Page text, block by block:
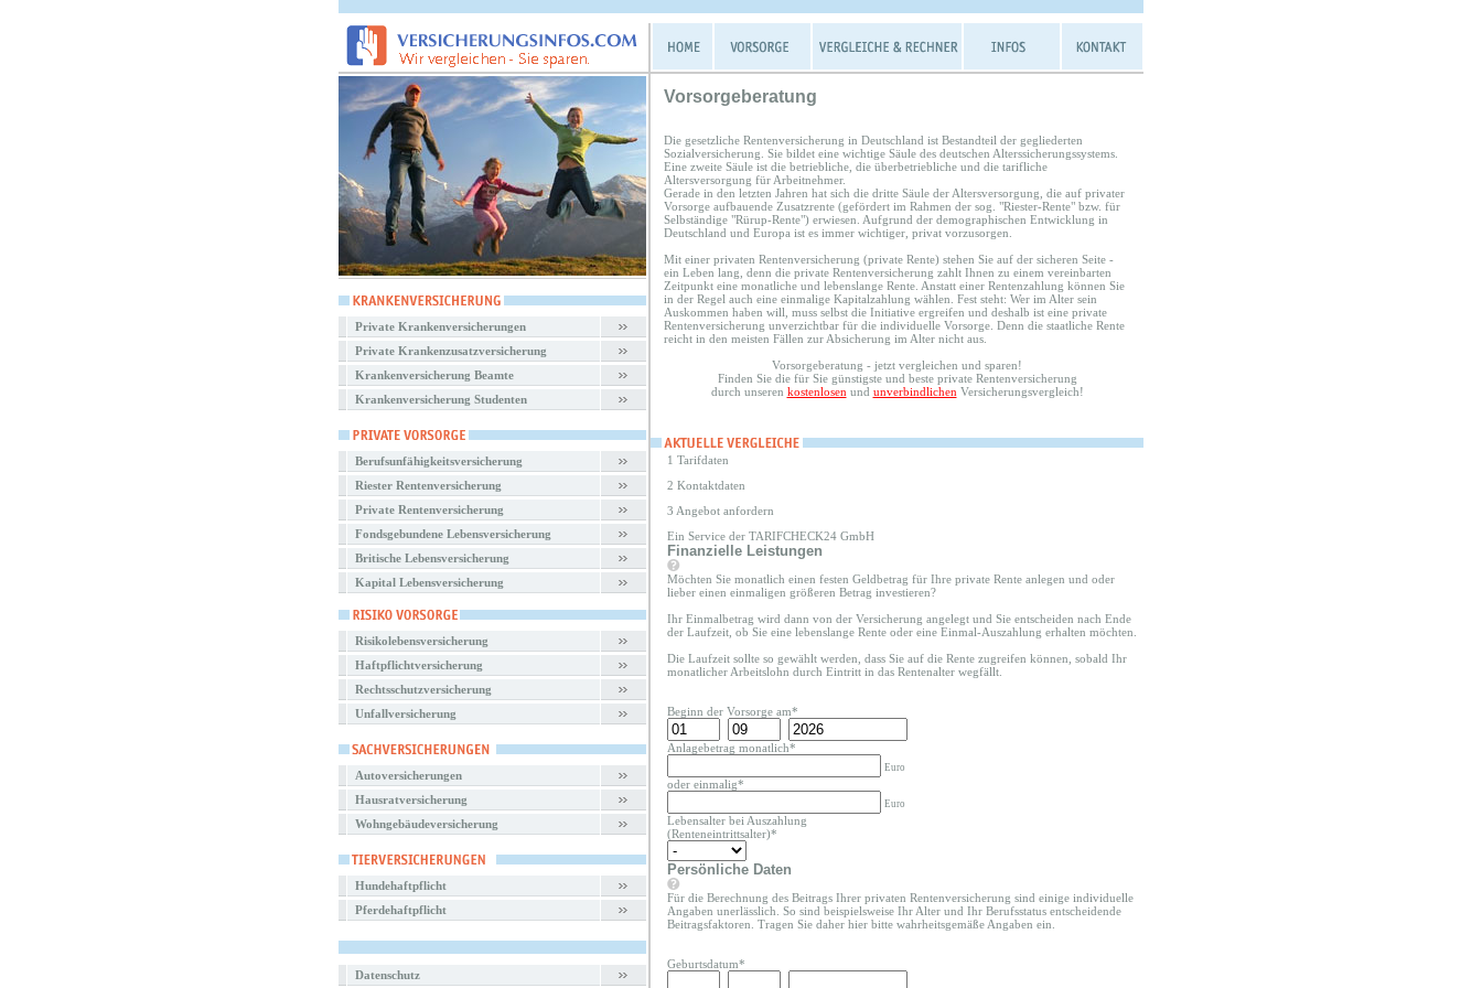
Private Krankenversicherungen
Private Krankenzusatzversicherung
Krankenversicherung Beamte
Krankenversicherung Studenten
Berufsunfähigkeitsversicherung
Riester Rentenversicherung
Private Rentenversicherung
Fondsgebundene Lebensversicherung
Britische Lebensversicherung
Kapital Lebensversicherung
Risikolebensversicherung
Haftpflichtversicherung
Rechtsschutzversicherung
Unfallversicherung
Autoversicherungen
Hausratversicherung
Wohngebäudeversicherung
Hundehaftpflicht
Pferdehaftpflicht
Datenschutz
Vorsorgeberatung
Die gesetzliche Rentenversicherung in Deutschland ist Bestandteil der gegliederten
Sozialversicherung. Sie bildet eine wichtige Säule des deutschen Alterssicherungssystems.
Eine zweite Säule ist die betriebliche, die überbetriebliche und die tarifliche
Altersversorgung für Arbeitnehmer.
Gerade in den letzten Jahren hat sich die dritte Säule der Altersversorgung, die auf privater
Vorsorge aufbauende Zusatzrente (gefördert im Rahmen der sog. "Riester-Rente" bzw. für
Selbständige "Rürup-Rente") erwiesen. Aufgrund der demographischen Entwicklung in
Deutschland und Europa ist es immer wichtiger, privat vorzusorgen.
Mit einer privaten Rentenversicherung (private Rente) stehen Sie auf der sicheren Seite -
ein Leben lang, denn die private Rentenversicherung zahlt Ihnen zu einem vereinbarten
Zeitpunkt eine monatliche und lebenslange Rente. Anstatt einer Rentenzahlung können Sie
in der Regel auch eine einmalige Kapitalzahlung wählen. Fest steht: Wer im Alter sein
Auskommen haben will, muss selbst die Initiative ergreifen und deshalb ist eine private
Rentenversicherung unverzichtbar für die individuelle Vorsorge. Denn die staatliche Rente
reicht in den meisten Fällen zur Absicherung im Alter nicht aus.
Vorsorgeberatung - jetzt vergleichen und sparen!
Finden Sie die für Sie günstigste und beste private Rentenversicherung
durch unseren kostenlosen und unverbindlichen Versicherungsvergleich!
1 Tarifdaten
2 Kontaktdaten
3 Angebot anfordern
Ein Service der TARIFCHECK24 GmbH
Finanzielle Leistungen
Möchten Sie monatlich einen festen Geldbetrag für Ihre private Rente anlegen und oder
lieber einen einmaligen größeren Betrag investieren?
Ihr Einmalbetrag wird dann von der Versicherung angelegt und Sie entscheiden nach Ende
der Laufzeit, ob Sie eine lebenslange Rente oder eine Einmal-Auszahlung erhalten möchten.
Die Laufzeit sollte so gewählt werden, dass Sie auf die Rente zugreifen können, sobald Ihr
monatlicher Arbeitslohn durch Eintritt in das Rentenalter wegfällt.
Beginn der Vorsorge am*
Anlagebetrag monatlich*
Euro
oder einmalig*
Euro
Lebensalter bei Auszahlung
(Renteneintrittsalter)*
Persönliche Daten
Für die Berechnung des Beitrags Ihrer privaten Rentenversicherung sind einige individuelle
Angaben unerlässlich. So sind beispielsweise Ihr Alter und Ihr Berufsstatus entscheidende
Beitragsfaktoren. Tragen Sie daher hier bitte wahrheitsgemäße Angaben ein.
Geburtsdatum*